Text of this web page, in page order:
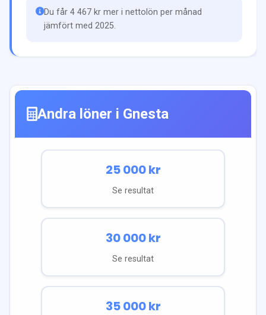
Du får 4 467 kr mer i nettolön per månad
jämfört med 2025.
Andra löner i Gnesta
25 000kr
Se resultat
30 000kr
Se resultat
35 000kr